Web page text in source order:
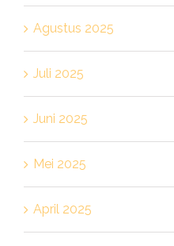
Agustus 2025
Juli 2025
Juni 2025
Mei 2025
April 2025